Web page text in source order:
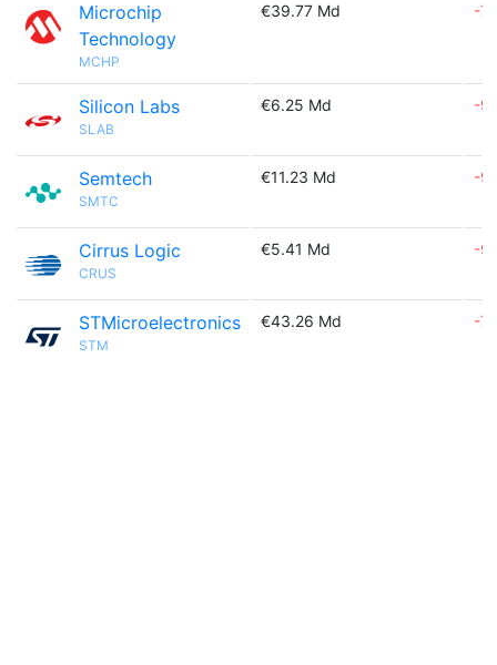
Microchip
Technology
MCHP
€39.77 Md -
Silicon Labs
SLAB
€6.25 Md -
Semtech
SMTC
€11.23 Md -
Cirrus Logic
CRUS
€5.41 Md -
STMicroelectronics
STM
€43.26 Md -